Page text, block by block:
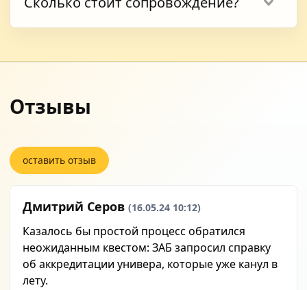
подготовить заявление, не допустить
Актуальная стоимость услуги указана в
оплачивается отдельно.
Отзывы
оставить отзыв
Дмитрий Серов (16.05.24 10:12)
Казалось бы простой процесс обратился
неожиданным квестом: ЗАБ запросил справку
об аккредитации универа, которые уже канул в
лету.